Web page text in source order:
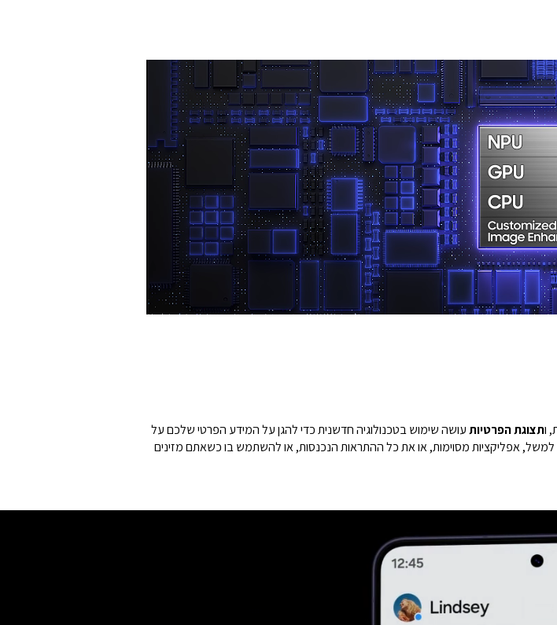
תצוגת הפרטיותעושה שימוש בטכנולוגיה חדשנית כדי להגן על המידע הפרטי שלכם על
למשל, אפליקציות מסוימות, או את כל ההתראות הנכנסות, או להשתמש בו כשאתם מזינים